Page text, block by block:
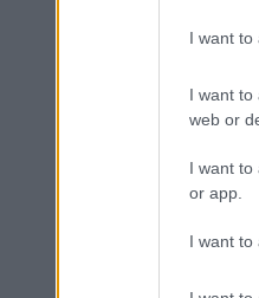
I want to
I want to
web or
I want to
or app.
I want to